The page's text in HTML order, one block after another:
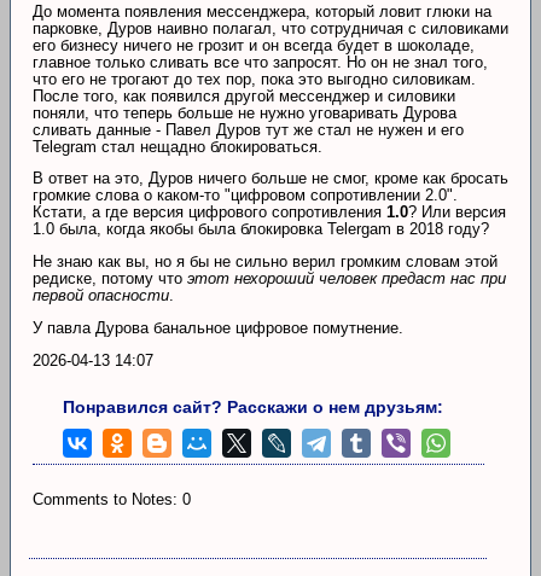
До момента появления мессенджера, который ловит глюки на
парковке, Дуров наивно полагал, что сотрудничая с силовиками
его бизнесу ничего не грозит и он всегда будет в шоколаде,
главное только сливать все что запросят. Но он не знал того,
что его не трогают до тех пор, пока это выгодно силовикам.
После того, как появился другой мессенджер и силовики
поняли, что теперь больше не нужно уговаривать Дурова
сливать данные - Павел Дуров тут же стал не нужен и его
Telegram стал нещадно блокироваться.
В ответ на это, Дуров ничего больше не смог, кроме как бросать
громкие слова о каком-то "цифровом сопротивлении 2.0".
Кстати, а где версия цифрового сопротивления 1.0? Или версия
1.0 была, когда якобы была блокировка Telergam в 2018 году?
Не знаю как вы, но я бы не сильно верил громким словам этой
редиске, потому что этот нехороший человек предаст нас при
первой опасности.
У павла Дурова банальное цифровое помутнение.
2026-04-13 14:07
Понравился сайт? Расскажи о нем друзьям:
Comments to Notes: 0